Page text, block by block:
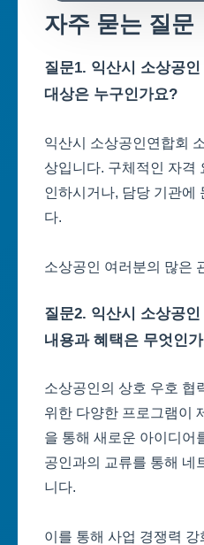
자주 묻는 질문
질문1. 익산시 소상공
대상은 누구인가요?
익산시 소상공인연합회
상입니다. 구체적인 자격
인하시거나, 담당 기관에
다.
소상공인 여러분의 많은
질문2. 익산시 소상공
내용과 혜택은 무엇인
소상공인의 상호 우호 협
위한 다양한 프로그램이
을 통해 새로운 아이디어
공인과의 교류를 통해 네
니다.
이를 통해 사업 경쟁력